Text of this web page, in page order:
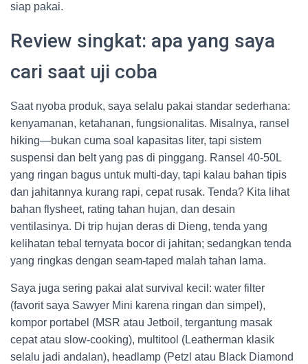
siap pakai.
Review singkat: apa yang saya
cari saat uji coba
Saat nyoba produk, saya selalu pakai standar sederhana:
kenyamanan, ketahanan, fungsionalitas. Misalnya, ransel
hiking—bukan cuma soal kapasitas liter, tapi sistem
suspensi dan belt yang pas di pinggang. Ransel 40-50L
yang ringan bagus untuk multi-day, tapi kalau bahan tipis
dan jahitannya kurang rapi, cepat rusak. Tenda? Kita lihat
bahan flysheet, rating tahan hujan, dan desain
ventilasinya. Di trip hujan deras di Dieng, tenda yang
kelihatan tebal ternyata bocor di jahitan; sedangkan tenda
yang ringkas dengan seam-taped malah tahan lama.
Saya juga sering pakai alat survival kecil: water filter
(favorit saya Sawyer Mini karena ringan dan simpel),
kompor portabel (MSR atau Jetboil, tergantung masak
cepat atau slow-cooking), multitool (Leatherman klasik
selalu jadi andalan), headlamp (Petzl atau Black Diamond